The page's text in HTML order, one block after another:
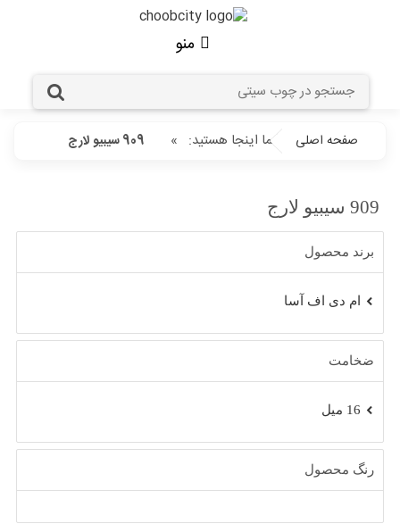
منو
شما اینجا هستید: صفحه اصلی » 909 سیبیو لارج
909 سیبیو لارج
برند محصول
ام دی اف آسا
ضخامت
16 میل
رنگ محصول